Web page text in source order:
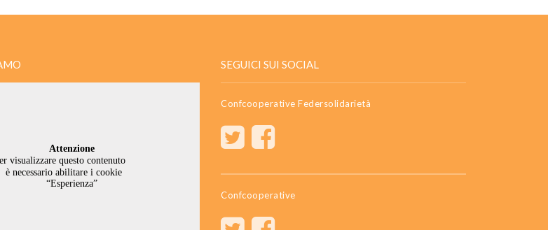
SEGUICI SUI SOCIAL
Confcooperative Federsolidarietà
Confcooperative